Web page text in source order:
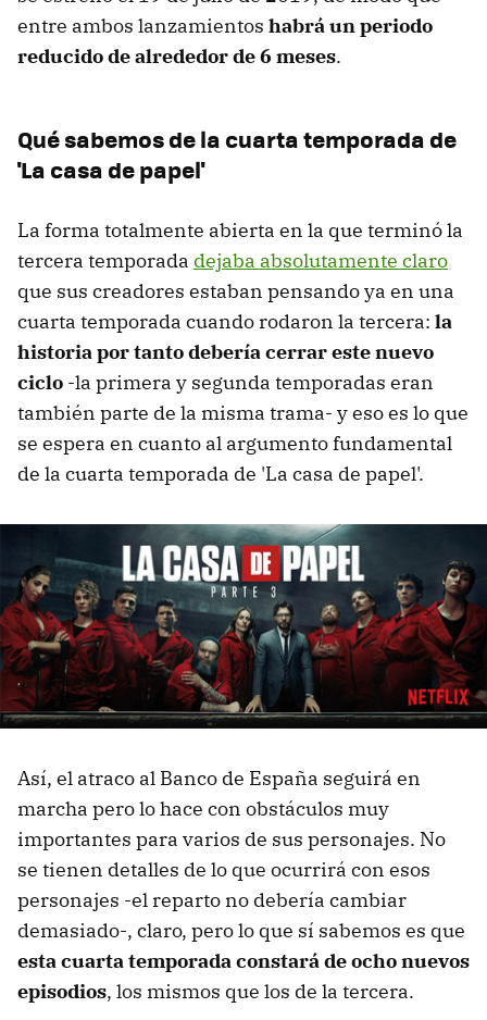
entre ambos lanzamientos habrá un periodo
reducido de alrededor de 6 meses.
Qué sabemos de la cuarta temporada de
'La casa de papel'
La forma totalmente abierta en la que terminó la
tercera temporada dejaba absolutamente claro
que sus creadores estaban pensando ya en una
cuarta temporada cuando rodaron la tercera: la
historia por tanto debería cerrar este nuevo
ciclo -la primera y segunda temporadas eran
también parte de la misma trama- y eso es lo que
se espera en cuanto al argumento fundamental
de la cuarta temporada de 'La casa de papel'.
Así, el atraco al Banco de España seguirá en
marcha pero lo hace con obstáculos muy
importantes para varios de sus personajes. No
se tienen detalles de lo que ocurrirá con esos
personajes -el reparto no debería cambiar
demasiado-, claro, pero lo que sí sabemos es que
esta cuarta temporada constará de ocho nuevos
episodios, los mismos que los de la tercera.